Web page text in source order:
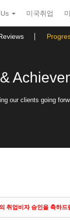
미국취업
our clients going
취업비자 승인을 축하드